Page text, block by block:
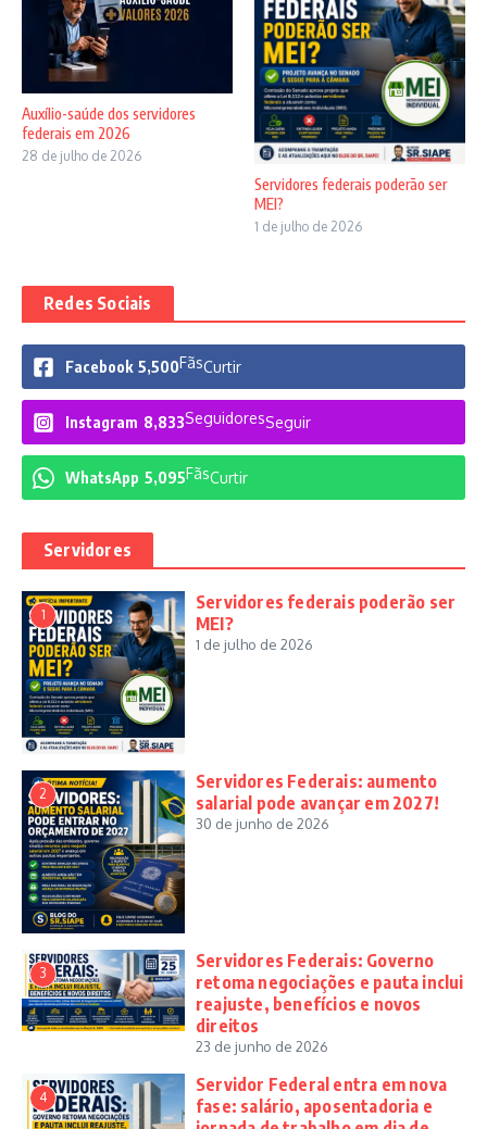
Auxílio-saúde dos servidores
federais em 2026
28 de julho de 2026
Servidores federais poderão ser
MEI?
1 de julho de 2026
Redes Sociais
Facebook 5,500FãsCurtir
Instagram 8,833SeguidoresSeguir
WhatsApp 5,095FãsCurtir
Servidores
1
Servidores federais poderão ser
MEI?
1 de julho de 2026
2
Servidores Federais: aumento
salarial pode avançar em 2027!
30 de junho de 2026
3
Servidores Federais: Governo
retoma negociações e pauta inclui
reajuste, benefícios e novos
direitos
23 de junho de 2026
4
Servidor Federal entra em nova
fase: salário, aposentadoria e